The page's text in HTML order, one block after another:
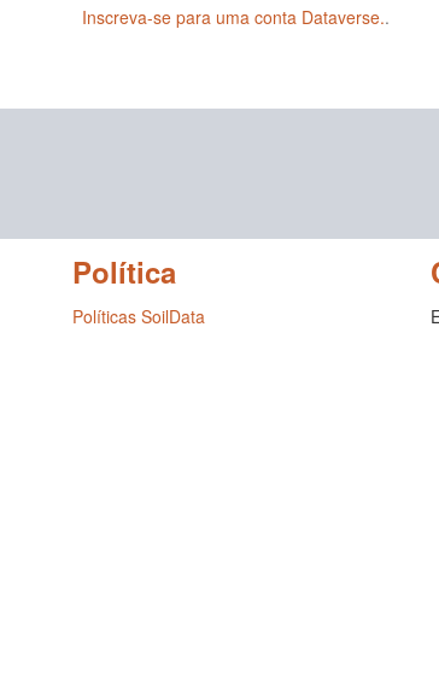
Inscreva-se para uma conta Dataverse..
Política
Políticas SoilData